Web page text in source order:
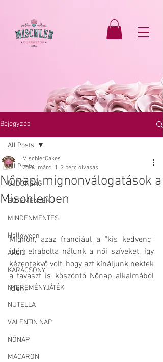
Bejegyzés
All Posts
ÚJDONSÁG
SÜTEMÉNYEK
MINDENMENTES
Halloween
AKCIÓ
KARÁCSONY
NYEREMÉNYJÁTÉK
NUTELLA
VALENTIN NAP
NŐNAP
MACARON
All Posts
Nőnapi mignonválogatások a
Mischlerben
MischlerCakes
2024. márc. 1. 2 perc olvasás
Mignon, azaz franciául a "kis kedvenc"
idén elrabolta nálunk a női szíveket, így
kézenfekvő volt, hogy azt kínáljunk nektek
a tavaszt is köszöntő Nőnap alkalmából
idén.